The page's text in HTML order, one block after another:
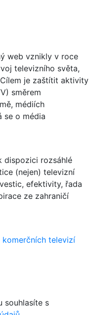
web vznikly v roce
televizního světa,
je zaštítit aktivity
směrem
médiích
se o média
dispozici rozsáhlé
(nejen) televizní
efektivity, řada
ze zahraničí
komerčních televizí
souhlasíte s